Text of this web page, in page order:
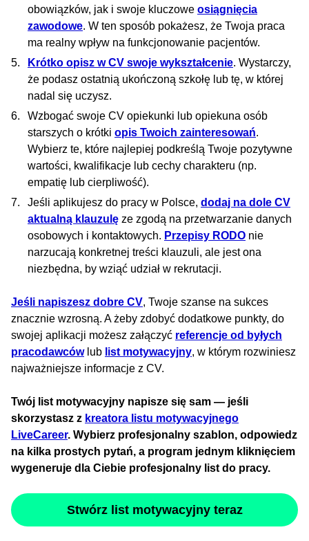
obowiązków, jak i swoje kluczowe osiągnięcia
zawodowe. W ten sposób pokażesz, że Twoja praca
ma realny wpływ na funkcjonowanie pacjentów.
Krótko opisz w CV swoje wykształcenie. Wystarczy,
że podasz ostatnią ukończoną szkołę lub tę, w której
nadal się uczysz.
Wzbogać swoje CV opiekunki lub opiekuna osób
starszych o krótki opis Twoich zainteresowań.
Wybierz te, które najlepiej podkreślą Twoje pozytywne
wartości, kwalifikacje lub cechy charakteru (np.
empatię lub cierpliwość).
Jeśli aplikujesz do pracy w Polsce, dodaj na dole CV
aktualną klauzulę ze zgodą na przetwarzanie danych
osobowych i kontaktowych. Przepisy RODO nie
narzucają konkretnej treści klauzuli, ale jest ona
niezbędna, by wziąć udział w rekrutacji.
Jeśli napiszesz dobre CV, Twoje szanse na sukces
znacznie wzrosną. A żeby zdobyć dodatkowe punkty, do
swojej aplikacji możesz załączyć referencje od byłych
pracodawcówlub list motywacyjny, w którym rozwiniesz
najważniejsze informacje z CV.
Twój list motywacyjny napisze się sam — jeśli
skorzystasz z kreatora listu motywacyjnego
LiveCareer. Wybierz profesjonalny szablon, odpowiedz
na kilka prostych pytań, a program jednym kliknięciem
wygeneruje dla Ciebie profesjonalny list do pracy.
Stwórz list motywacyjny teraz